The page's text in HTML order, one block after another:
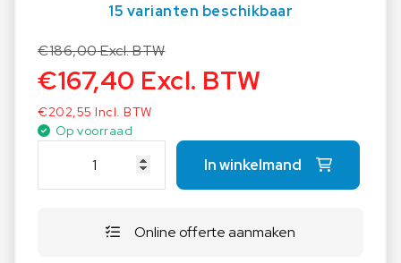
15 varianten beschikbaar
€186,00Excl. BTW
€167,40 Excl. BTW
€202,55 Incl. BTW
Op voorraad
R
In winkelmand
Online offerte aanmaken